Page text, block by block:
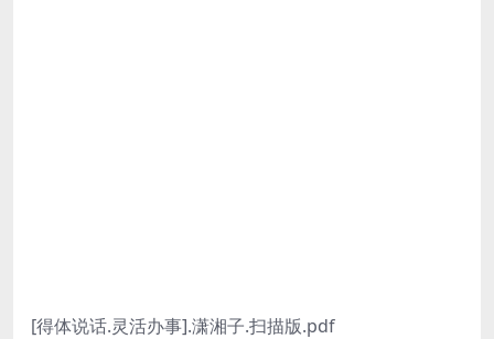
[得体说话.灵活办事].潇湘子.扫描版.pdf